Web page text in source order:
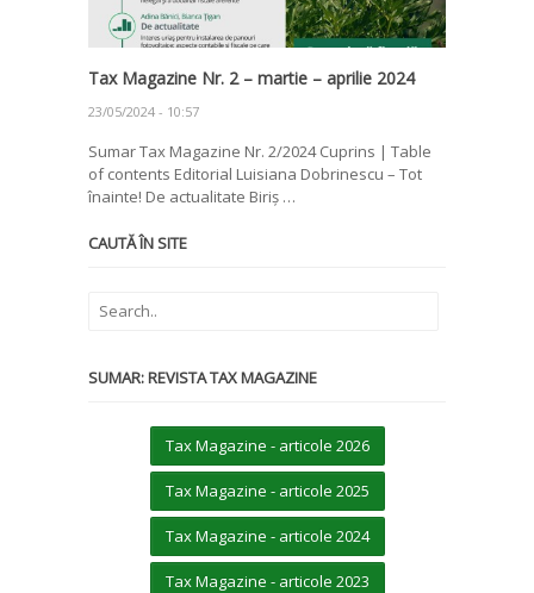
Tax Magazine Nr. 2 – martie – aprilie 2024
23/05/2024 - 10:57
Sumar Tax Magazine Nr. 2/2024 Cuprins | Table
of contents Editorial Luisiana Dobrinescu – Tot
înainte! De actualitate Biriș …
CAUTĂ ÎN SITE
SUMAR: REVISTA TAX MAGAZINE
Tax Magazine - articole 2026
Tax Magazine - articole 2025
Tax Magazine - articole 2024
Tax Magazine - articole 2023